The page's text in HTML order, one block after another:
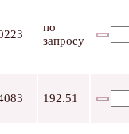
по
запросу
192.51